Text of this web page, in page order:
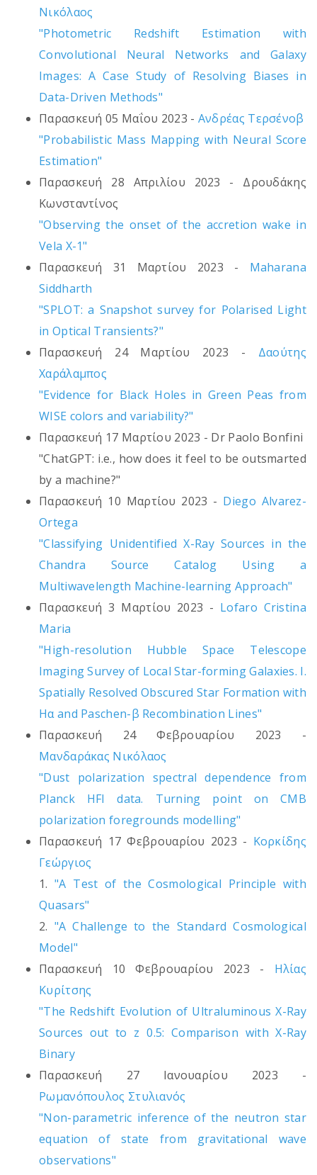
Νικόλαος
"Photometric Redshift Estimation with
Convolutional Neural Networks and Galaxy
Images: A Case Study of Resolving Biases in
Data-Driven Methods"
Παρασκευή 05 Μαΐου 2023 - Ανδρέας Τερσένοβ
"Probabilistic Mass Mapping with Neural Score
Estimation"
Παρασκευή 28 Απριλίου 2023 - Δρουδάκης
Κωνσταντίνος
"Observing the onset of the accretion wake in
Vela X-1"
Παρασκευή 31 Μαρτίου 2023 - Maharana
Siddharth
"SPLOT: a Snapshot survey for Polarised Light
in Optical Transients?"
Παρασκευή 24 Μαρτίου 2023 - Δαούτης
Χαράλαμπος
"Evidence for Black Holes in Green Peas from
WISE colors and variability?"
Παρασκευή 17 Μαρτίου 2023 - Dr Paolo Bonfini
"ChatGPT: i.e., how does it feel to be outsmarted
by a machine?"
Παρασκευή 10 Μαρτίου 2023 - Diego Alvarez-
Ortega
"Classifying Unidentified X-Ray Sources in the
Chandra Source Catalog Using a
Multiwavelength Machine-learning Approach"
Παρασκευή 3 Μαρτίου 2023 - Lofaro Cristina
Maria
"High-resolution Hubble Space Telescope
Imaging Survey of Local Star-forming Galaxies. I.
Spatially Resolved Obscured Star Formation with
Hα and Paschen-β Recombination Lines"
Παρασκευή 24 Φεβρουαρίου 2023 -
Μανδαράκας Νικόλαος
"Dust polarization spectral dependence from
Planck HFI data. Turning point on CMB
polarization foregrounds modelling"
Παρασκευή 17 Φεβρουαρίου 2023 - Κορκίδης
Γεώργιος
1."A Test of the Cosmological Principle with
Quasars"
2. "A Challenge to the Standard Cosmological
Model"
Παρασκευή 10 Φεβρουαρίου 2023 - Ηλίας
Κυρίτσης
"The Redshift Evolution of Ultraluminous X-Ray
Sources out to z 0.5: Comparison with X-Ray
Binary
Παρασκευή 27 Ιανουαρίου 2023 -
Ρωμανόπουλος Στυλιανός
"Non-parametric inference of the neutron star
equation of state from gravitational wave
observations"